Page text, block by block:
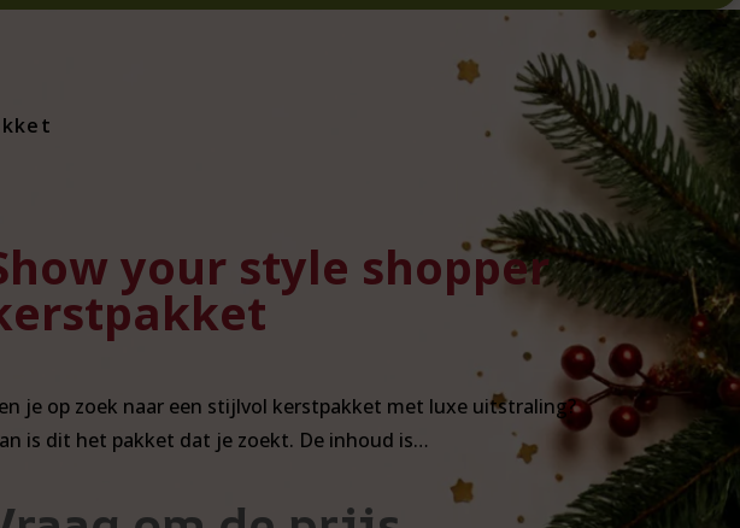
your style shopper
je op zoek naar een stijlvol kerstpakket met luxe uitstraling?
is dit het pakket dat je zoekt. De inhoud is…